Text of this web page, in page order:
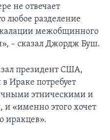
не отвечает
любое разделение
межобщинного
– сказал Джордж Буш.
президент США,
Ираке потребует
этническими и
«именно этого хочет
иракцев».